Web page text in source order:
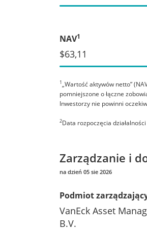
NAV1
$63,11
1„Wartość aktywów netto”
pomniejszone o łączne
Inwestorzy nie powinni
2Data rozpoczęcia
Zarządzanie i
na dzień 05 sie 2026
Podmiot
VanEck Asset
B.V.